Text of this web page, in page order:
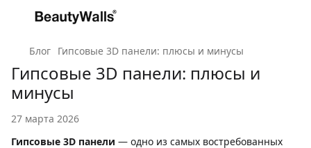
Блог Гипсовые 3D панели: плюсы и минусы
Гипсовые 3D панели: плюсы и
минусы
27 марта 2026
Гипсовые 3D панели — одно из самых востребованных